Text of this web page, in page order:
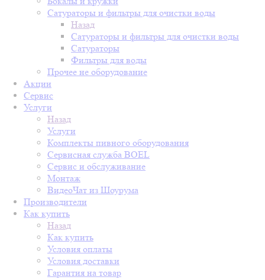
Сатураторы и фильтры для очистки воды
Назад
Сатураторы и фильтры для очистки воды
Сатураторы
Фильтры для воды
Прочее не оборудование
Акции
Сервис
Услуги
Назад
Услуги
Комплекты пивного оборудования
Сервисная служба BOEL
Сервис и обслуживание
Монтаж
ВидеоЧат из Шоурума
Производители
Как купить
Назад
Как купить
Условия оплаты
Условия доставки
Гарантия на товар